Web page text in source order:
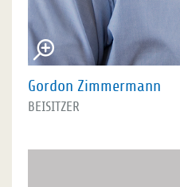
Gordon Zimmermann
BEISITZER